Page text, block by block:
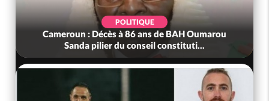
POLITIQUE
Cameroun : Décès à 86 ans de BAH Oumarou
Sanda pilier du conseil constituti...